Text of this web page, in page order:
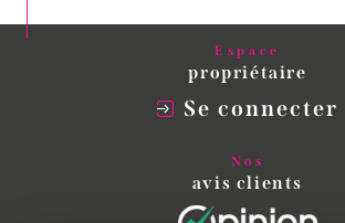
Espace
propriétaire
Se connecter
Nos
avis clients